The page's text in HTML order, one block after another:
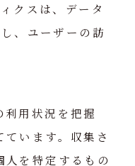
クスは、データ
、ユーザーの訪
利用状況を把握
います。収集さ
を特定するもの